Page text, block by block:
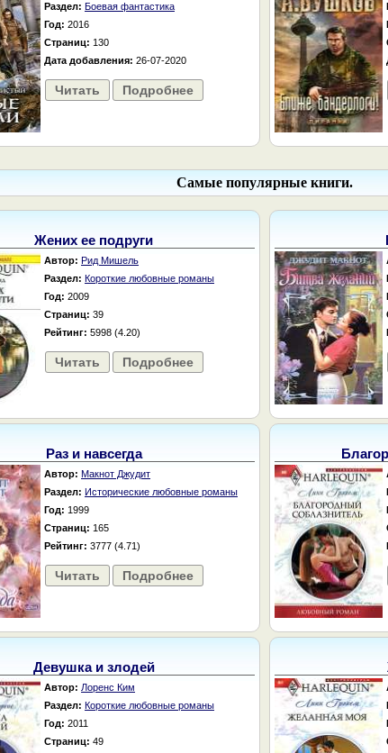
Раздел: Боевая фантастика
Год: 2016
Страниц: 130
Дата добавления: 26-07-2020
Читать Подробнее
Самые популярные книги.
Жених ее подруги
Автор: Рид Мишель
Раздел: Короткие любовные романы
Год: 2009
Страниц: 39
Рейтинг: 5998 (4.20)
Читать Подробнее
Раз и навсегда
Автор: Макнот Джудит
Раздел: Исторические любовные романы
Год: 1999
Страниц: 165
Рейтинг: 3777 (4.71)
Читать Подробнее
Девушка и злодей
Автор: Лоренс Ким
Раздел: Короткие любовные романы
Год: 2011
Страниц: 49